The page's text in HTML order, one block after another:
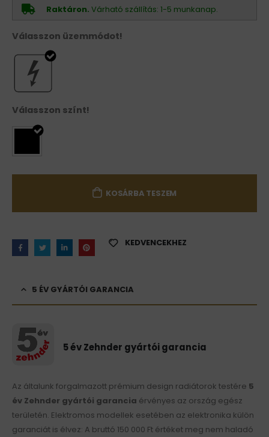
186.072 Ft.130.250 Ft.
Raktáron. Várható szállítás: 1-5 munkanap.
Válasszon üzemmódot!
Válasszon színt!
KOSÁRBA TESZEM
KEDVENCEKHEZ
5 ÉV GYÁRTÓI GARANCIA
5 év Zehnder gyártói garancia
Az általunk forgalmazott prémium design radiátorok testére 5
év Zehnder gyártói garancia érvényes az ország egész
területén. Elektromos modellek esetében az elektronika külön
garanciát is élvez: A bruttó 150 000 Ft értéket meg nem haladó